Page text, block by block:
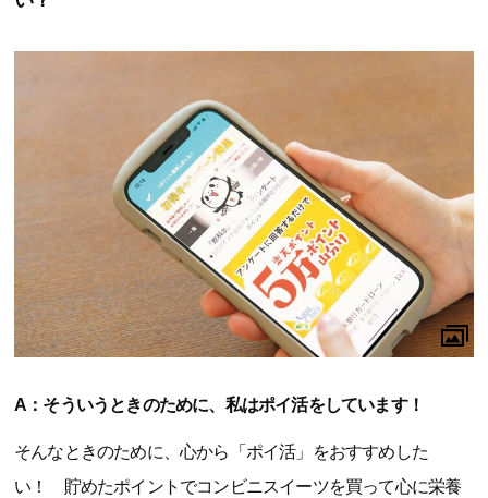
A：そういうときのために、私はポイ活をしています！
そんなときのために、心から「ポイ活」をおすすめした
い！ 貯めたポイントでコンビニスイーツを買って心に栄養